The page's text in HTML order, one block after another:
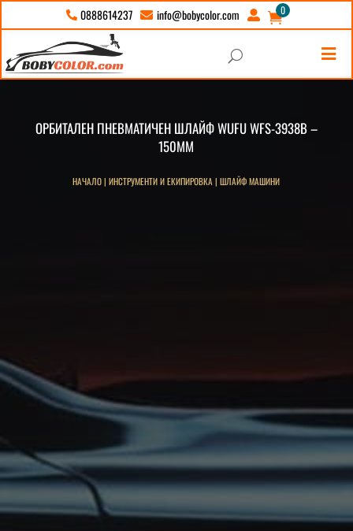
 0888614237  info@bobycolor.com  
0

U
ОРБИТАЛЕН ПНЕВМАТИЧЕН ШЛАЙФ WUFU WFS-3938B –
150ММ
НАЧАЛО|ИНСТРУМЕНТИ И ЕКИПИРОВКА |ШЛАЙФ МАШИНИ